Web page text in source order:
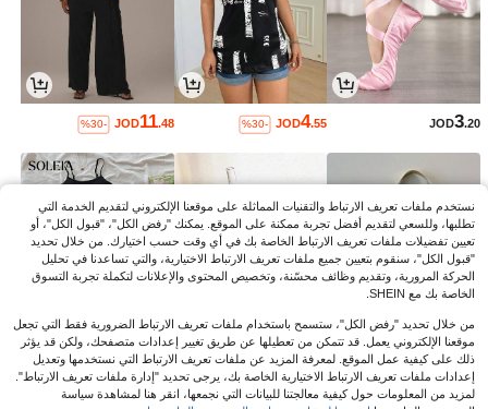
JOD3.20
JOD4.55
%30-
JOD11.48
%30-
JOD4.70
JOD3.49
%3-
JOD6.30
نستخدم ملفات تعريف الارتباط والتقنيات المماثلة على موقعنا الإلكتروني لتقديم الخدمة التي
تطلبها، وللسعي لتقديم أفضل تجربة ممكنة على الموقع. يمكنك "رفض الكل"، "قبول الكل"، أو
تعيين تفضيلات ملفات تعريف الارتباط الخاصة بك في أي وقت حسب اختيارك. من خلال تحديد
"قبول الكل"، سنقوم بتعيين جميع ملفات تعريف الارتباط الاختيارية، والتي تساعدنا في تحليل
الحركة المرورية، وتقديم وظائف محسّنة، وتخصيص المحتوى والإعلانات لتكملة تجربة التسوق
الخاصة بك مع SHEIN.
من خلال تحديد "رفض الكل"، ستسمح باستخدام ملفات تعريف الارتباط الضرورية فقط التي تجعل
موقعنا الإلكتروني يعمل. قد تتمكن من تعطيلها عن طريق تغيير إعدادات متصفحك، ولكن قد يؤثر
ذلك على كيفية عمل الموقع. لمعرفة المزيد عن ملفات تعريف الارتباط التي نستخدمها وتعديل
إعدادات ملفات تعريف الارتباط الاختيارية الخاصة بك، يرجى تحديد "إدارة ملفات تعريف الارتباط".
لمزيد من المعلومات حول كيفية معالجتنا للبيانات التي نجمعها، انقر هنا لمشاهدة سياسة